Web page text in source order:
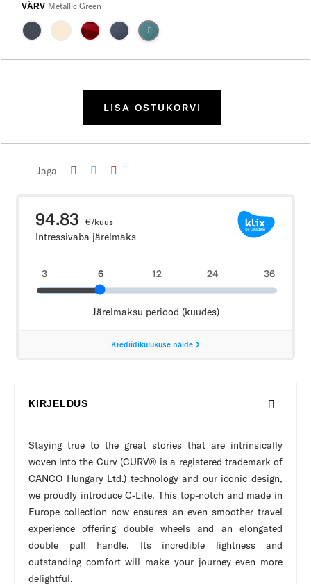
VÄRV Metallic Green
LISA OSTUKORVI
Jaga
KIRJELDUS
Staying true to the great stories that are intrinsically
woven into the Curv (CURV® is a registered trademark of
CANCO Hungary Ltd.) technology and our iconic design,
we proudly introduce C-Lite. This top-notch and made in
Europe collection now ensures an even smoother travel
experience offering double wheels and an elongated
double pull handle. Its incredible lightness and
outstanding comfort will make your journey even more
delightful.